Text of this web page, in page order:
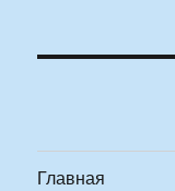
Главная